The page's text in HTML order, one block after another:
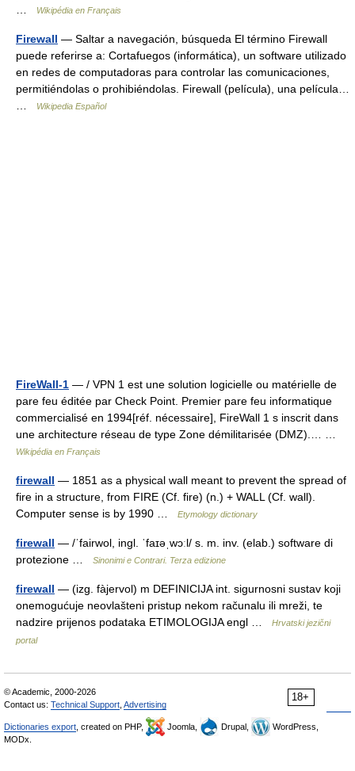
Wikipédia en Français
Firewall — Saltar a navegación, búsqueda El término Firewall
puede referirse a: Cortafuegos (informática), un software utilizado
en redes de computadoras para controlar las comunicaciones,
permitiéndolas o prohibiéndolas. Firewall (película), una película…
Wikipedia Español
FireWall-1 — / VPN 1 est une solution logicielle ou matérielle de
pare feu éditée par Check Point. Premier pare feu informatique
commercialisé en 1994[réf. nécessaire], FireWall 1 s inscrit dans
une architecture réseau de type Zone démilitarisée (DMZ).… …
Wikipédia en Français
firewall — 1851 as a physical wall meant to prevent the spread of
fire in a structure, from FIRE (Cf. fire) (n.) + WALL (Cf. wall).
Computer sense is by 1990 …
Etymology dictionary
firewall — /ˈfairwol, ingl. ˈfaɪəˌwɔːl/ s. m. inv. (elab.) software di
protezione …
Sinonimi e Contrari. Terza edizione
firewall — (izg. fàjervol) m DEFINICIJA int. sigurnosni sustav koji
onemogućuje neovlašteni pristup nekom računalu ili mreži, te
nadzire prijenos podataka ETIMOLOGIJA engl …
Hrvatski jezični
portal
18+
© Academic, 2000-2026
Contact us: Technical Support Advertising
Dictionaries export , created on PHP, Joomla, Drupal,
WordPress,
MODx.